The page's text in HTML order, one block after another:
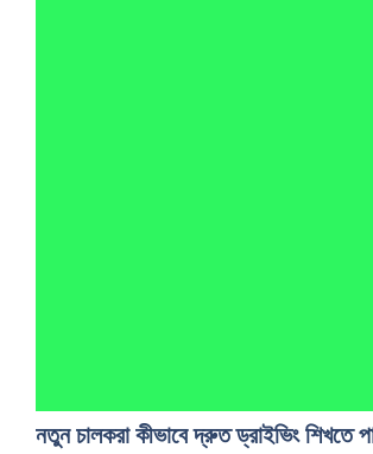
নতুন চালকরা কীভাবে দ্রুত ড্রাইভিং শিখতে